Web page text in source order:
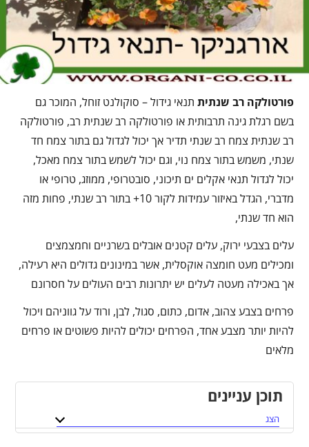
פורטולקה רב שנתית תנאי גידול – סוקולנט זוחל, המוכר גם
בשם רגלת גינה תרבותית או פורטולקה רב שנתית רב, פורטולקה
רב שנתית צמח רב שנתי תדיר אך יכול לגדול גם בתור צמח חד
שנתי, משמש בתור צמח נוי, וגם יכול לשמש בתור צמח מאכל,
יכול לגדול תנאי אקלים ים תיכוני, סובטרופי, ממוזג, טרופי או
מדברי, הגדל באיזור עמידות לקור 10+ בתור רב שנתי, פחות מזה
הוא חד שנתי,
עלים בצבעי ירוק, עלים קטנים אובלים בשרניים וחמצמצים
ומכילים מעט חומצה אוקסלית, אשר במינונים גדולים היא רעילה,
אך באכילה מעטה לעלים יש יתרונות רבים העולים על חסרונם
פרחים בצבע צהוב, אדום, כתום, סגול, לבן, ורוד על גווניהם ויכול
להיות יותר מצבע אחד, הפרחים יכולים להיות פשוטים או פרחים
מלאים
תוכן עניינים
הצג